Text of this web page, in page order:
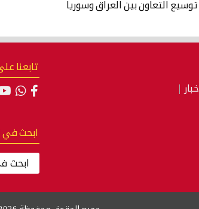
التعاون بين العراق وسوريا
تابعنا
ابحث في